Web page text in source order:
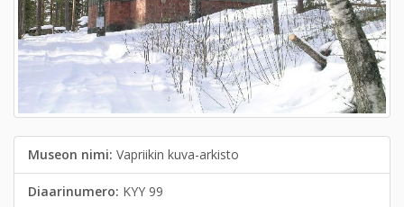
Museon nimi: Vapriikin kuva-arkisto
Diaarinumero: KYY 99